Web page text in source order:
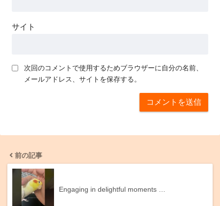
サイト
次回のコメントで使用するためブラウザーに自分の名前、
メールアドレス、サイトを保存する。
前の記事
Engaging in delightful moments …